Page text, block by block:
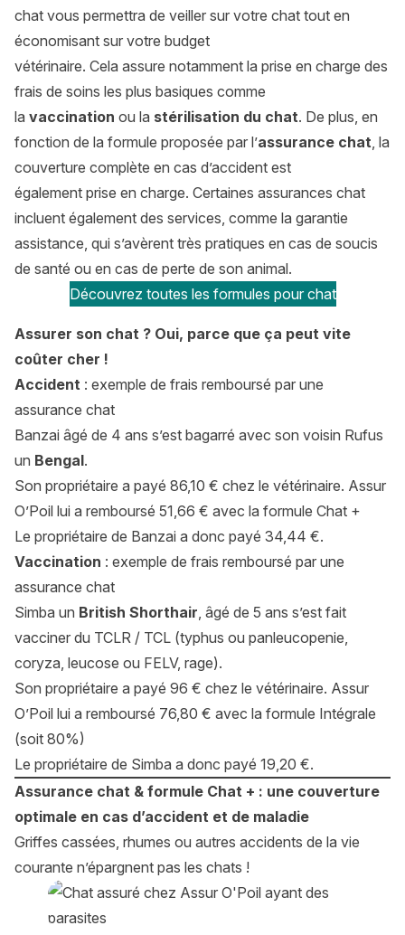
chat vous permettra de veiller sur votre chat tout en
économisant sur votre budget
vétérinaire. Cela assure notamment la prise en charge des
frais de soins les plus basiques comme
la vaccination ou la stérilisation du chat. De plus, en
fonction de la formule proposée par l’assurance chat, la
couverture complète en cas d’accident est
également prise en charge. Certaines assurances chat
incluent également des services, comme la garantie
assistance, qui s’avèrent très pratiques en cas de soucis
de santé ou en cas de perte de son animal.
Découvrez toutes les formules pour chat
Assurer son chat ? Oui, parce que ça peut vite
coûter cher !
Accident : exemple de frais remboursé par une
assurance chat
Banzai âgé de 4 ans s’est bagarré avec son voisin Rufus
un Bengal.
Son propriétaire a payé 86,10 € chez le vétérinaire. Assur
O’Poil lui a remboursé 51,66 € avec la formule Chat +
Le propriétaire de Banzai a donc payé 34,44 €.
Vaccination : exemple de frais remboursé par une
assurance chat
Simba un British Shorthair, âgé de 5 ans s’est fait
vacciner du TCLR / TCL (typhus ou panleucopenie,
coryza, leucose ou FELV, rage).
Son propriétaire a payé 96 € chez le vétérinaire. Assur
O’Poil lui a remboursé 76,80 € avec la formule Intégrale
(soit 80%)
Le propriétaire de Simba a donc payé 19,20 €.
Assurance chat & formule Chat + : une couverture
optimale en cas d’accident et de maladie
Griffes cassées, rhumes ou autres accidents de la vie
courante n’épargnent pas les chats !